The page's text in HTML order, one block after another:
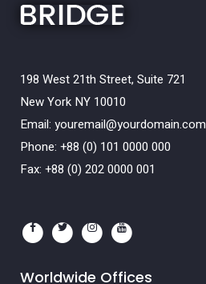
198 West 21th Street, Suite 721
New York NY 10010
Email: youremail@yourdomain.com
Phone: +88 (0) 101 0000 000
Fax: +88 (0) 202 0000 001
Worldwide Offices